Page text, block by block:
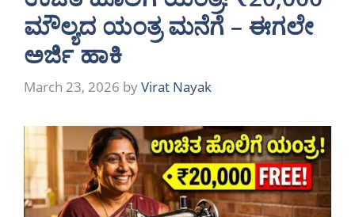
ಮೌಲ್ಯದ ಯಂತ್ರ ಮನೆಗೆ – ಈಗಲೇ
ಅರ್ಜಿ ಹಾಕಿ
March 23, 2026 byVirat Nayak